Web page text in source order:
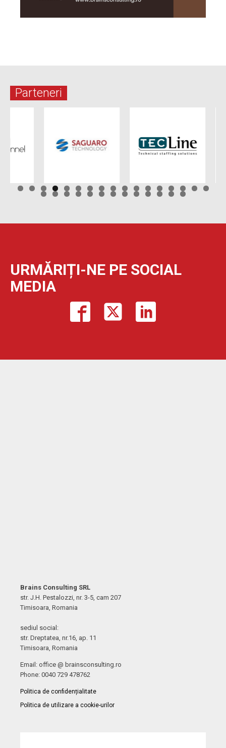
Parteneri
URMĂRIȚI-NE PE SOCIAL
MEDIA
Brains Consulting SRL
str. J.H. Pestalozzi, nr. 3-5, cam 207
Timisoara, Romania
sediul social:
str. Dreptatea, nr.16, ap. 11
Timisoara, Romania
Email: office @ brainsconsulting.ro
Phone: 0040 729 478762
Politica de confidențialitate
Politica de utilizare a cookie-urilor